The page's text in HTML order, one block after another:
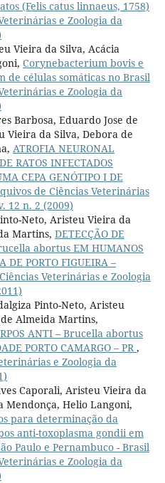
(Felis catus linnaeus, 1758)
e Zoologia da
Vieira da Silva, Acácia
Corynebacterium bovis e
de células somáticas no Brasil
e Zoologia da
Barbosa, Eduardo Jose de
Vieira da Silva, Debora de
ATROFIA NEURONAL
RATOS INFECTADOS
CEPA GENÓTIPO I DE
de Ciências Veterinárias
12 n. 2 (2009)
Neto, Aristeu Vieira da
Martins, DETECÇÃO DE
abortus EM HUMANOS
DE PORTO FIGUEIRA –
Veterinárias e Zoologia
Pinto-Neto, Aristeu
Almeida Martins,
ANTI – Brucella abortus
PORTO CAMARGO – PR ,
e Zoologia da
Caporali, Aristeu Vieira da
Mendonça, Helio Langoni,
para determinação da
anti-toxoplasma gondii em
Paulo e Pernambuco - Brasil
e Zoologia da